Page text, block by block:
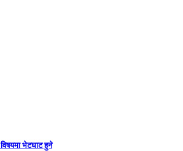
भेटघाट हुने